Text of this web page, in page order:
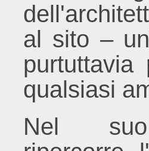
al sito –
qualsiasi
Nel